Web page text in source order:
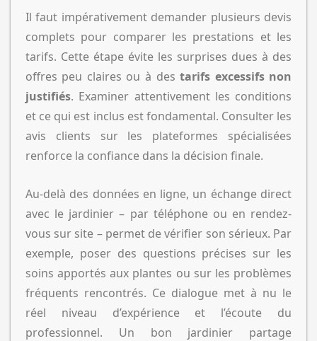
Il faut impérativement demander plusieurs devis
complets pour comparer les prestations et les
tarifs. Cette étape évite les surprises dues à des
offres peu claires ou à destarifs excessifs non
justifiés. Examiner attentivement les conditions
et ce qui est inclus est fondamental. Consulter les
avis clients sur les plateformes spécialisées
renforce la confiance dans la décision finale.
Au-delà des données en ligne, un échange direct
avec le jardinier – par téléphone ou en rendez-
vous sur site – permet de vérifier son sérieux. Par
exemple, poser des questions précises sur les
soins apportés aux plantes ou sur les problèmes
fréquents rencontrés. Ce dialogue met à nu le
réel niveau d’expérience et l’écoute du
professionnel. Un bon jardinier partage